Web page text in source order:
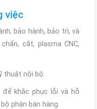
việc
bảo hành, bảo trì, và
cắt, plasma CNC,
thuật nội bộ.
khắc phục lỗi và hỗ
phận bán hàng.